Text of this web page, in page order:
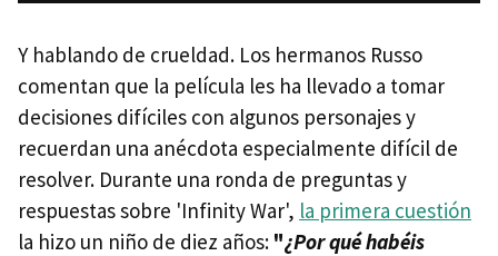
Y hablando de crueldad. Los hermanos Russo
comentan que la película les ha llevado a tomar
decisiones difíciles con algunos personajes y
recuerdan una anécdota especialmente difícil de
resolver. Durante una ronda de preguntas y
respuestas sobre 'Infinity War', la primera cuestión
la hizo un niño de diez años: "¿Por qué habéis